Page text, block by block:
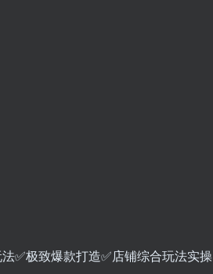
✅极致爆款打造✅店铺综合玩法实操